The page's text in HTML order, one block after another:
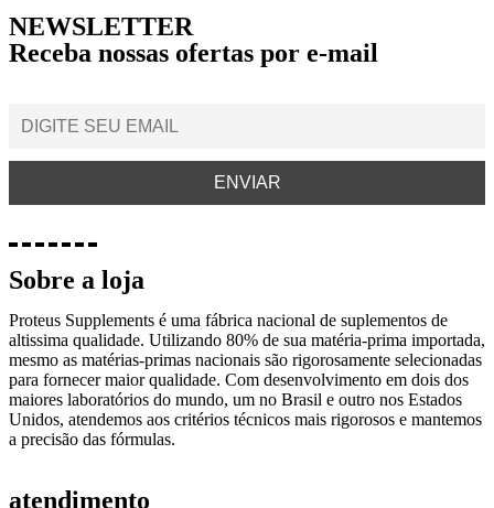
NEWSLETTER
Receba nossas ofertas por e-mail
Sobre a loja
Proteus Supplements é uma fábrica nacional de suplementos de
altissima qualidade. Utilizando 80% de sua matéria-prima importada,
mesmo as matérias-primas nacionais são rigorosamente selecionadas
para fornecer maior qualidade. Com desenvolvimento em dois dos
maiores laboratórios do mundo, um no Brasil e outro nos Estados
Unidos, atendemos aos critérios técnicos mais rigorosos e mantemos
a precisão das fórmulas.
atendimento